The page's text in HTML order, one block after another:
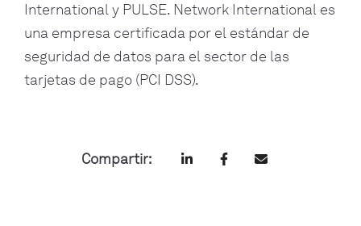
International y PULSE. Network International es
una empresa certificada por el estándar de
seguridad de datos para el sector de las
tarjetas de pago (PCI DSS).
Compartir: